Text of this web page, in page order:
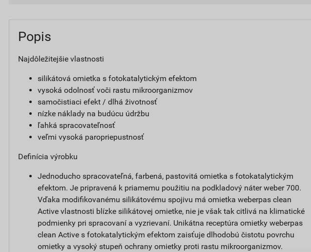
Popis
Najdôležitejšie vlastnosti
silikátová omietka s fotokatalytickým efektom
vysoká odolnosť voči rastu mikroorganizmov
samočistiaci efekt / dlhá životnosť
nízke náklady na budúcu údržbu
ľahká spracovateľnosť
veľmi vysoká paropriepustnosť
Definícia výrobku
Jednoducho spracovateľná, farbená, pastovitá omietka s fotokatalytickým
efektom. Je pripravená k priamemu použitiu na podkladový náter weber 700.
Vďaka modifikovanému silikátovému spojivu má omietka weberpas clean
Active vlastnosti blízke silikátovej omietke, nie je však tak citlivá na klimatické
podmienky pri spracovaní a vyzrievaní. Unikátna receptúra omietky weberpas
clean Active s fotokatalytickým efektom zaisťuje dlhodobú čistotu povrchu
omietky a vysoký stupeň ochrany omietky proti rastu mikroorganizmov.